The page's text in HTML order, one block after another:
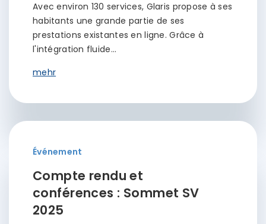
Avec environ 130 services, Glaris propose à ses
habitants une grande partie de ses
prestations existantes en ligne. Grâce à
l'intégration fluide…
mehr
Événement
Compte rendu et
conférences : Sommet SV
2025